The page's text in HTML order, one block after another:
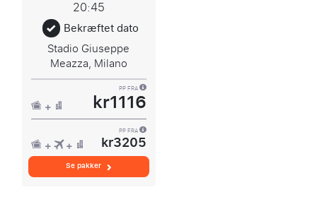
20:45
Bekræftet dato
Stadio Giuseppe
Meazza, Milano
PP FRA
kr1116
PP FRA
kr3205
Se pakker